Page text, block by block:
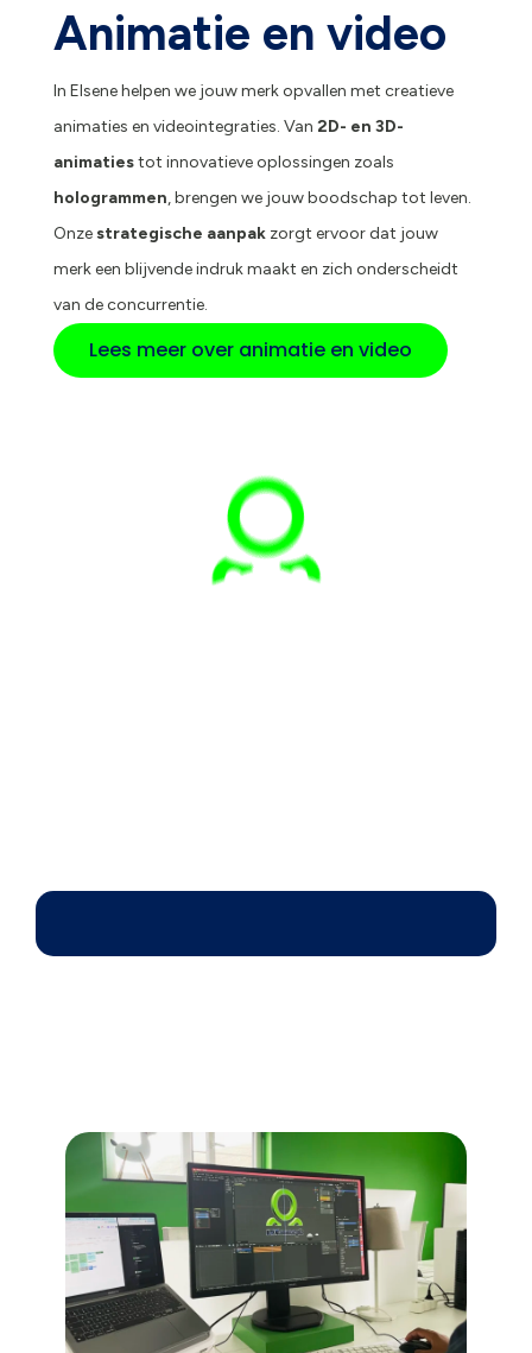
Animatie en video
In Elsene helpen we jouw merk opvallen met creatieve
animaties en videointegraties. Van 2D- en 3D-
animatiestot innovatieve oplossingen zoals
hologrammen, brengen we jouw boodschap tot leven.
Onzestrategische aanpakzorgt ervoor dat jouw
merk een blijvende indruk maakt en zich onderscheidt
van de concurrentie.
Lees meer over animatie en video